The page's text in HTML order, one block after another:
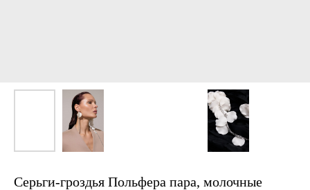
Серьги-гроздья Польфера пара, молочные